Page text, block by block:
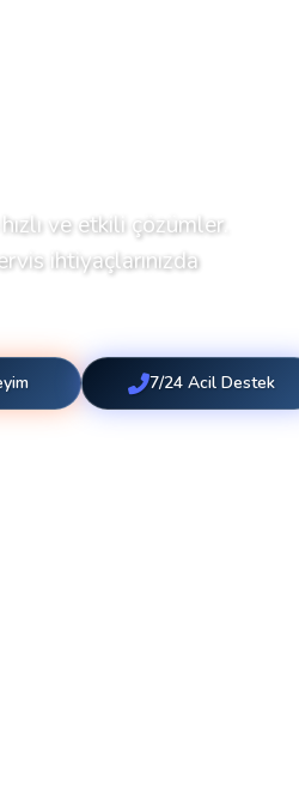
ve etkili çözümler.
ihtiyaçlarınızda
7/24 Acil Destek